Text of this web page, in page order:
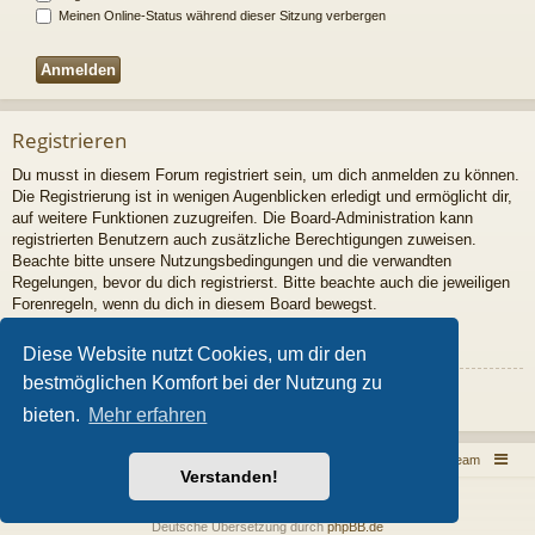
Diese Website nutzt Cookies, um dir den
bestmöglichen Komfort bei der Nutzung zu
bieten. Mehr erfahren
Verstanden!
Meinen Online-Status während dieser Sitzung verbergen
Registrieren
Du musst in diesem Forum registriert sein, um dich anmelden zu können.
Die Registrierung ist in wenigen Augenblicken erledigt und ermöglicht dir,
auf weitere Funktionen zuzugreifen. Die Board-Administration kann
registrierten Benutzern auch zusätzliche Berechtigungen zuweisen.
Beachte bitte unsere Nutzungsbedingungen und die verwandten
Regelungen, bevor du dich registrierst. Bitte beachte auch die jeweiligen
Forenregeln, wenn du dich in diesem Board bewegst.
Registrieren
Foren-Übersicht Das Team
Deutsche Übersetzung durchphpBB.de